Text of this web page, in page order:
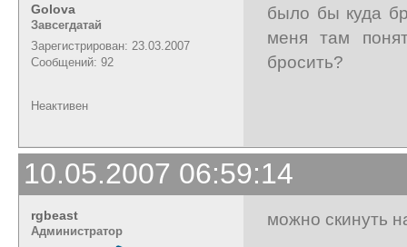
Golova
Завсегдатай
Зарегистрирован: 23.03.2007
Сообщений: 92
было бы куда
меня там
бросить?
Неактивен
10.05.2007 06:59:14
rgbeast
Администратор
можно скинуть